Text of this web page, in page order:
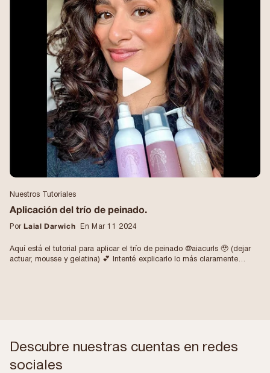
#cabelloondulado #cabellorizado #productosnaturales
Nuestros Tutoriales
Aplicación del trío de peinado.
Por Laial Darwich En Mar 11 2024
Aquí está el tutorial para aplicar el trío de peinado @aiacurls 🥹 (dejar
actuar, mousse y gelatina) 💕 Intenté explicarlo lo más claramente
Descubre nuestras cuentas en redes
sociales